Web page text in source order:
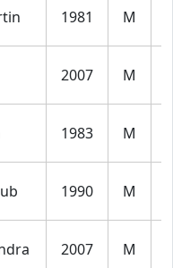
1981 M
2007 M
1983 M
1990 M
2007 M